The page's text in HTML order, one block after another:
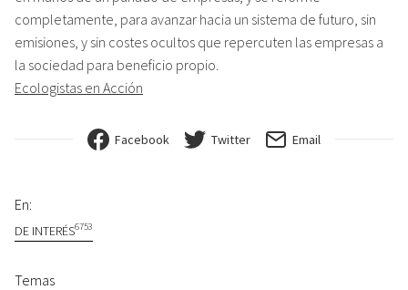
completamente, para avanzar hacia un sistema de futuro, sin
emisiones, y sin costes ocultos que repercuten las empresas a
la sociedad para beneficio propio.
Ecologistas en Acción
Facebook Twitter Email
En:
DE INTERÉS6753
Temas